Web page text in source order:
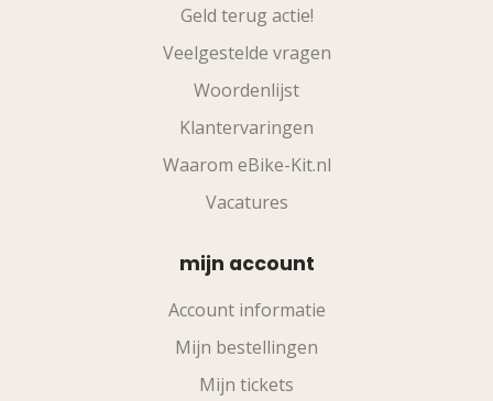
Geld terug actie!
Veelgestelde vragen
Woordenlijst
Klantervaringen
Waarom eBike-Kit.nl
Vacatures
mijn account
Account informatie
Mijn bestellingen
Mijn tickets